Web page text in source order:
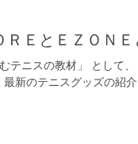
ＥとＥＺＯＮＥ
テニスの教材」 として
新のテニスグッズの紹